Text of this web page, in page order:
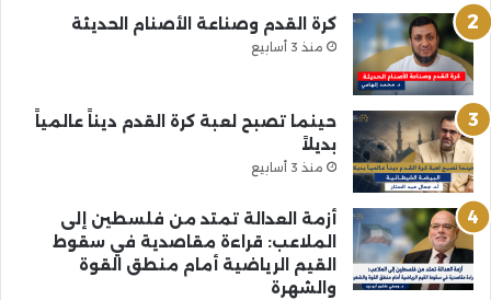
كرة القدم وصناعة الأصنام الحديثة
منذ 3 أسابيع
حينما تصبح لعبة كرة القدم ديناً عالمياً
بديلاً
منذ 3 أسابيع
أزمة العدالة تمتد من فلسطين إلى
الملاعب: قراءة مقاصدية في سقوط
القيم الرياضية أمام منطق القوة
والشهرة